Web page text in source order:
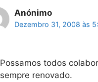
Anónimo
Dezembro 31, 2008 às
Possamos todos
sempre renovado.